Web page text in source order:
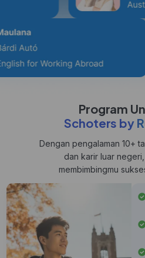
Program
Schoters by
Dengan pengalaman 10+
dan karir luar
membimbingmu